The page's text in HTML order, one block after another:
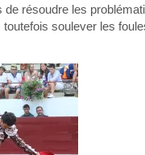
résoudre les
soulever les